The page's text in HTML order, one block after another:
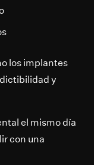
los implantes
y
el mismo día
con una